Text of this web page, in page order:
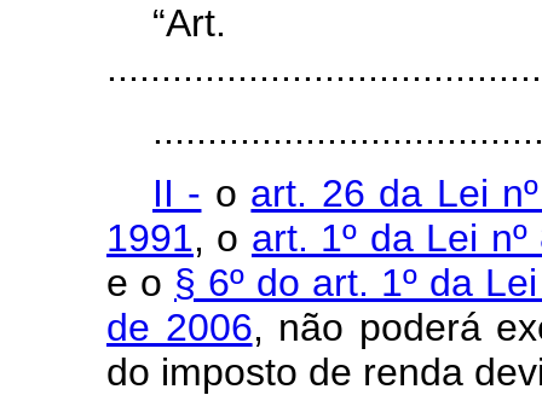
II - o art. 26 da Lei
1991, o art. 1º da Lei
e o § 6º do art. 1º da
de 2006, não poderá
do imposto de renda